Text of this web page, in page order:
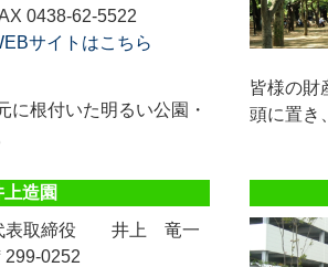
0438-62-5522
サイトはこちら
に根付いた明るい公園・
皆様の財
頭に置き
造園
表取締役 井上 竜一
299-0252